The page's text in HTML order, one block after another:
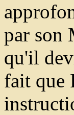
par son
qu'il
fait que